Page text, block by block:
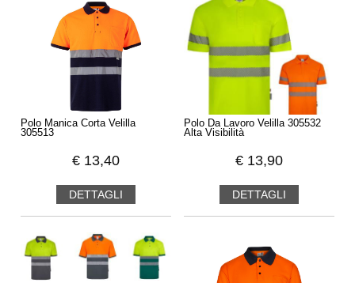
Polo Manica Corta Velilla
305513
€ 13,40
DETTAGLI
Polo Da Lavoro Velilla 305532
Alta Visibilità
€ 13,90
DETTAGLI